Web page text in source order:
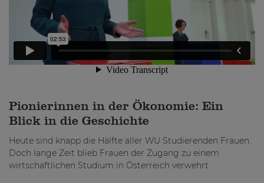
Pionierinnen in der Ökonomie: Ein
Blick in die Geschichte
Heute sind knapp die Hälfte aller WU Studierenden Frauen.
Doch lange Zeit blieb Frauen der Zugang zu einem
wirtschaftlichen Studium in Österreich verwehrt.